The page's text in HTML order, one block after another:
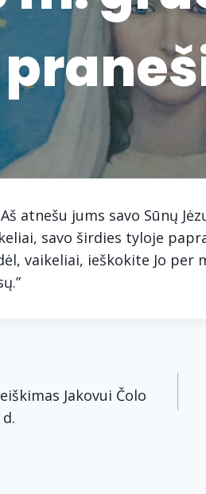
atnešu jums savo Sūnų
savo širdies tyloje
vaikeliai, ieškokite Jo per
Jakovui Čolo